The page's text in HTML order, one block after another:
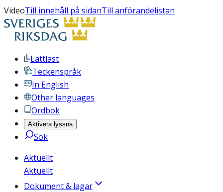
VideoTill innehåll på sidanTill anförandelistan
Lättläst
Teckenspråk
In English
Other languages
Ordbok
Aktivera lyssna
Sök
Aktuellt
Aktuellt
Dokument & lagar